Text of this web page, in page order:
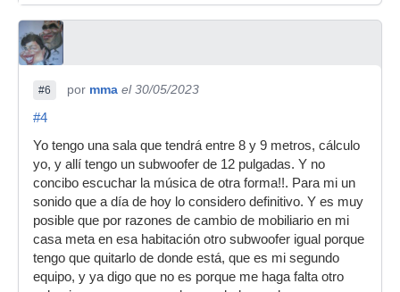
#6 por mma el 30/05/2023
#4
Yo tengo una sala que tendrá entre 8 y 9 metros, cálculo
yo, y allí tengo un subwoofer de 12 pulgadas. Y no
concibo escuchar la música de otra forma!!. Para mi un
sonido que a día de hoy lo considero definitivo. Y es muy
posible que por razones de cambio de mobiliario en mi
casa meta en esa habitación otro subwoofer igual porque
tengo que quitarlo de donde está, que es mi segundo
equipo, y ya digo que no es porque me haga falta otro